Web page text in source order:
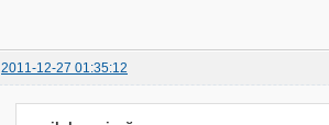
2011-12-27 01:35:12